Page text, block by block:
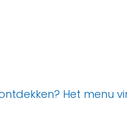
Het